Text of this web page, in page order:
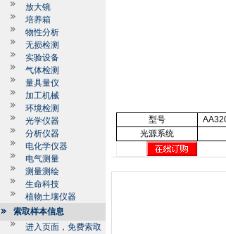
放大镜
培养箱
物性分析
无损检测
实验设备
气体检测
量具量仪
加工机械
环境检测
光学仪器
分析仪器
电化学仪器
电气测量
测量测绘
生命科技
植物土壤仪器
索取样本信息
进入页面，免费索取
型号
光源系统